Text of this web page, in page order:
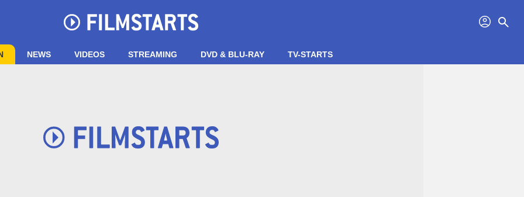
profil search
NEWS VIDEOS STREAMING DVD & BLU-RAY TV-STARTS